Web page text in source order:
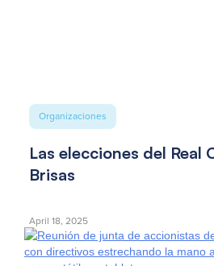
Organizaciones
Las elecciones del Real
Brisas
April 18, 2025